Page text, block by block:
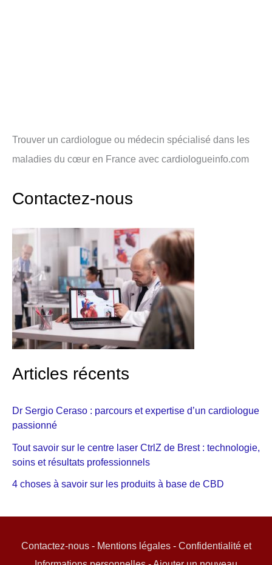
Trouver un cardiologue ou médecin spécialisé dans les
maladies du cœur en France avec cardiologueinfo.com
Contactez-nous
Articles récents
Dr Sergio Ceraso : parcours et expertise d’un cardiologue
passionné
Tout savoir sur le centre laser CtrlZ de Brest : technologie,
soins et résultats professionnels
4 choses à savoir sur les produits à base de CBD
Contactez-nous- Mentions légales- Confidentialité et